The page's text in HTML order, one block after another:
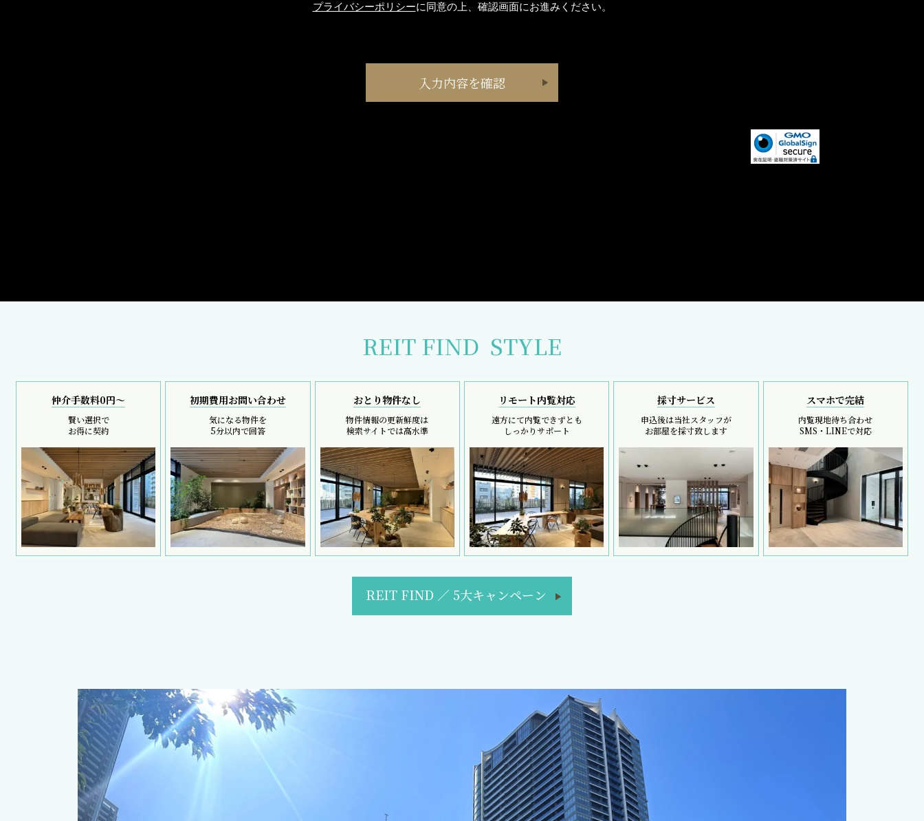
プライバシーポリシーに同意の上、確認画面にお進みください。
REIT FIND STYLE
仲介手数料0円～
賢い選択で
お得に契約
初期費用お問い合わせ
気になる物件を
5分以内で回答
おとり物件なし
物件情報の更新鮮度は
検索サイトでは高水準
リモート内覧対応
遠方にて内覧できずとも
しっかりサポート
採寸サービス
申込後は当社スタッフが
お部屋を採寸致します
スマホで完結
内覧現地待ち合わせ
SMS・LINEで対応
REIT FIND ／ 5大キャンペーン